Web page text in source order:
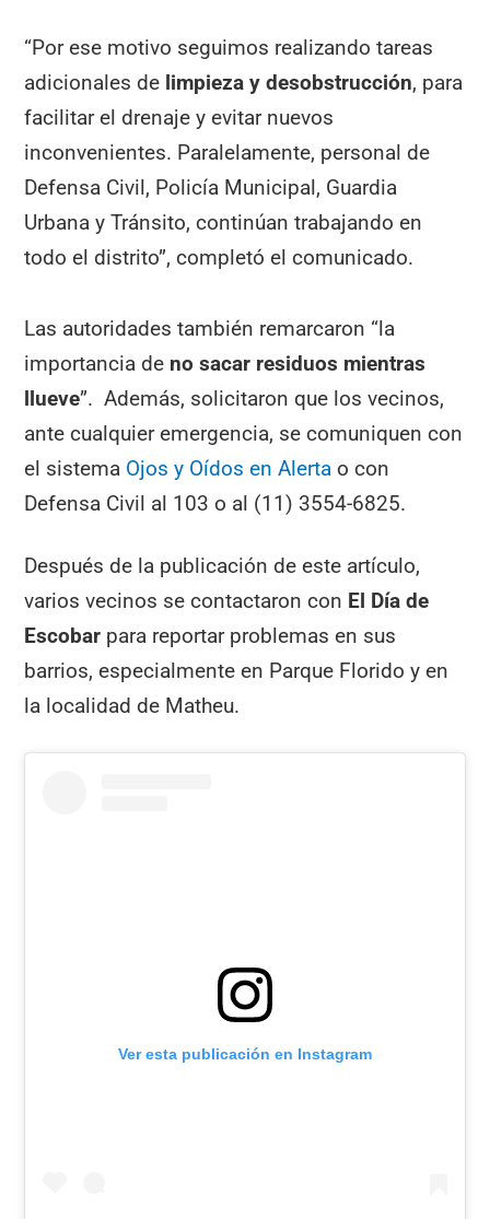
“Por ese motivo seguimos realizando tareas
adicionales de limpieza y desobstrucción, para
facilitar el drenaje y evitar nuevos
inconvenientes. Paralelamente, personal de
Defensa Civil, Policía Municipal, Guardia
Urbana y Tránsito, continúan trabajando en
todo el distrito”, completó el comunicado.
Las autoridades también remarcaron “la
importancia de no sacar residuos mientras
llueve”. Además, solicitaron que los vecinos,
ante cualquier emergencia, se comuniquen con
el sistema Ojos y Oídos en Alerta o con
Defensa Civil al 103 o al (11) 3554-6825.
Después de la publicación de este artículo,
varios vecinos se contactaron con El Día de
Escobar para reportar problemas en sus
barrios, especialmente en Parque Florido y en
la localidad de Matheu.
Ver esta publicación en Instagram